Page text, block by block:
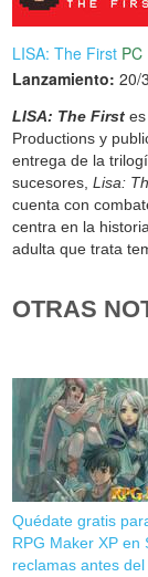
LISA: The First PC
Lanzamiento: 20/
LISA: The First
Productions y
entrega de la
sucesores,Lisa:
cuenta con
centra en la
adulta que trata
OTRAS
Quédate gratis
RPG Maker XP en
reclamas antes